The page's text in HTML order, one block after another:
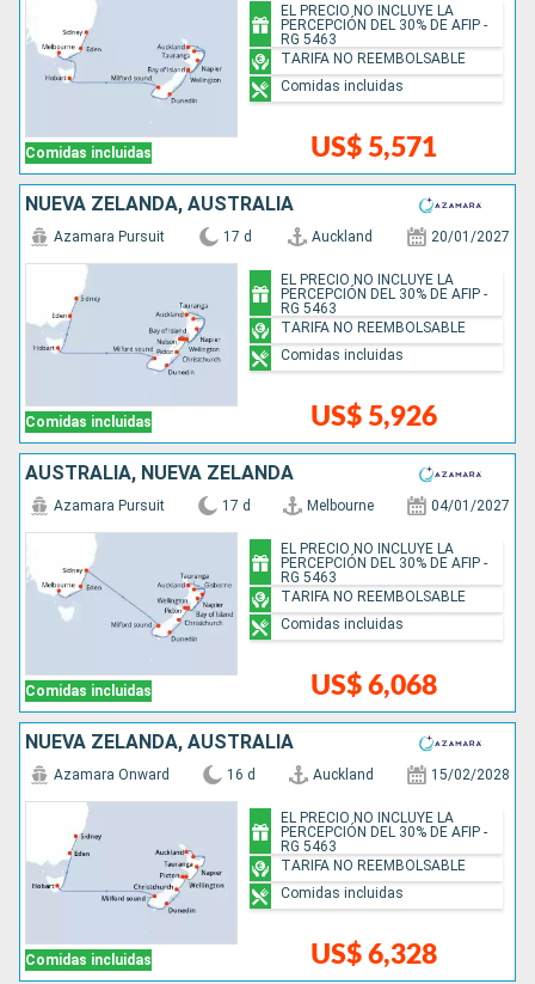
Comidas incluidas US$ 5,571
EL PRECIO NO INCLUYE LA
PERCEPCIÓN DEL 30% DE AFIP -
RG 5463
TARIFA NO REEMBOLSABLE
Comidas incluidas
NUEVA ZELANDA, AUSTRALIA
Comidas incluidas
Azamara Pursuit 17 d Auckland 20/01/2027
US$ 5,926
EL PRECIO NO INCLUYE LA
PERCEPCIÓN DEL 30% DE AFIP -
RG 5463
TARIFA NO REEMBOLSABLE
Comidas incluidas
AUSTRALIA, NUEVA ZELANDA
Comidas incluidas
Azamara Pursuit 17 d Melbourne 04/01/2027
US$ 6,068
EL PRECIO NO INCLUYE LA
PERCEPCIÓN DEL 30% DE AFIP -
RG 5463
TARIFA NO REEMBOLSABLE
Comidas incluidas
NUEVA ZELANDA, AUSTRALIA
Comidas incluidas
Azamara Onward 16 d Auckland 15/02/2028
US$ 6,328
EL PRECIO NO INCLUYE LA
PERCEPCIÓN DEL 30% DE AFIP -
RG 5463
TARIFA NO REEMBOLSABLE
Comidas incluidas